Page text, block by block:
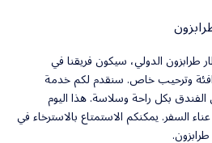
طرابزون الدولي، سيكون فريقنا في
دافئة وترحيب خاص. سنقدم لكم خدمة
الفندق بكل راحة وسلاسة. هذا اليوم
السفر. يمكنكم الاستمتاع بالاسترخاء في